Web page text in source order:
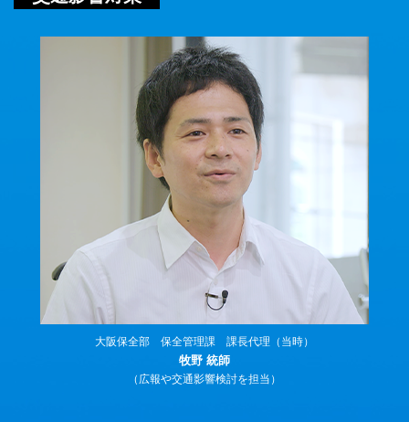
大阪保全部 保全管理課 課長代理（当時）
牧野 統師
（広報や交通影響検討を担当）